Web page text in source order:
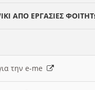
ΑΠΟ ΕΡΓΑΣΙΕΣ
την e-me